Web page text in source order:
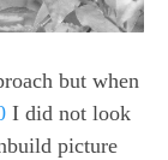
but when
I did not look
picture